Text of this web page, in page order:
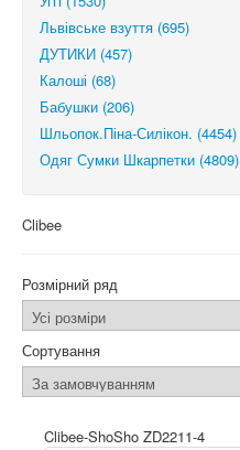
Львівське взуття (695)
ДУТИКИ (457)
Калоші (68)
Бабушки (206)
Шльопок.Піна-Силікон. (4454)
Одяг Сумки Шкарпетки (4809)
Clibee
Розмірний ряд
Сортування
Clibee-ShoSho ZD2211-4